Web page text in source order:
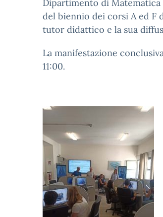
Dipartimento di Matematica
del biennio dei corsi A ed F
tutor didattico e la sua
La manifestazione
11:00.